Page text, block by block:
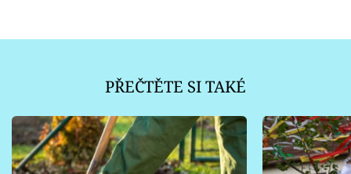
PŘEČTĚTE SI TAKÉ